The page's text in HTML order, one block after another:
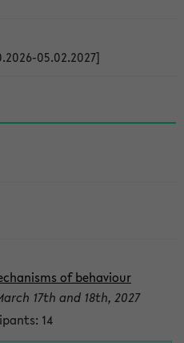
05.02.2027]
of behaviour
17th and 18th, 2027
14